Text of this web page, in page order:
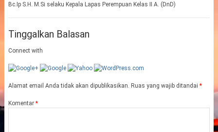
Bc.Ip S.H. M.Si selaku Kepala Lapas Perempuan Kelas II A. (DnD)
Tinggalkan Balasan
Connect with
Alamat email Anda tidak akan dipublikasikan. Ruas yang wajib ditandai *
Komentar *